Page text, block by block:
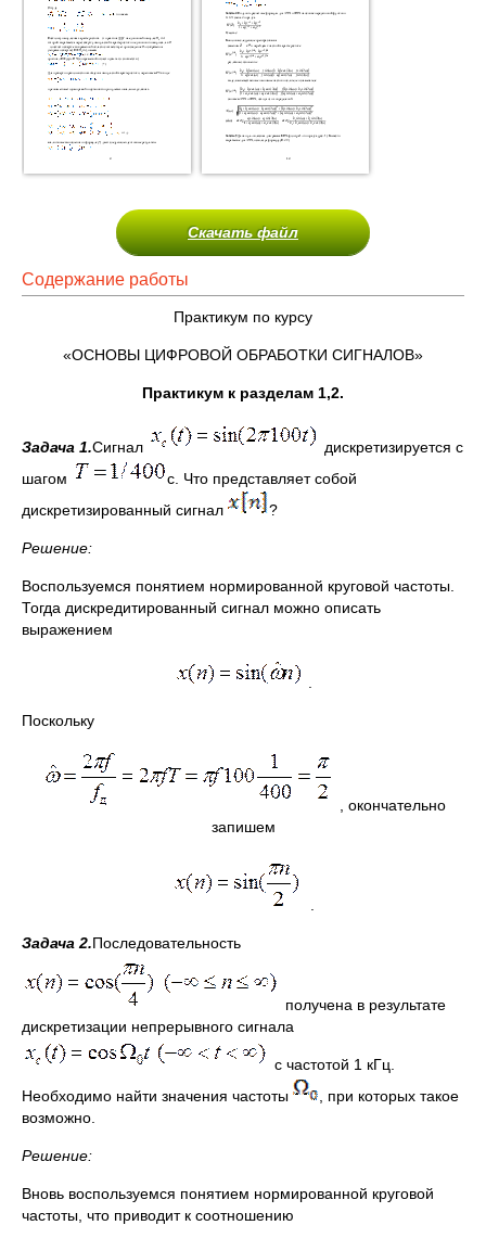
Скачать файл
Содержание работы
Практикум по курсу
«ОСНОВЫ ЦИФРОВОЙ ОБРАБОТКИ СИГНАЛОВ»
Практикум к разделам 1,2.
Задача 1.Сигнал
дискретизируется с
шагом
с. Что представляет собой
дискретизированный сигнал
?
Решение:
Воспользуемся понятием нормированной круговой частоты.
Тогда дискредитированный сигнал можно описать
выражением
Поскольку
, окончательно
запишем
Задача 2.Последовательность
получена в результате
дискретизации непрерывного сигнала
с частотой 1 кГц.
Необходимо найти значения частоты
, при которых такое
возможно.
Решение:
Вновь воспользуемся понятием нормированной круговой
частоты, что приводит к соотношению